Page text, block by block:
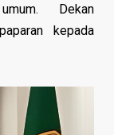
Dekan
kepada